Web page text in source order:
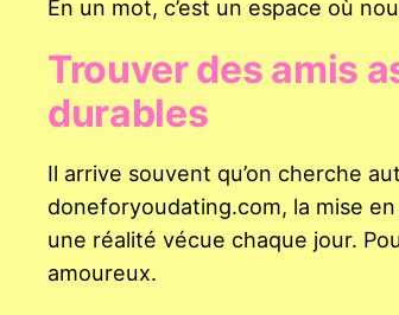
En un mot, c’est un espace où
Trouver des amis
durables
Il arrive souvent qu’on cherche
doneforyoudating.com, la mise en
une réalité vécue chaque jour.
amoureux.